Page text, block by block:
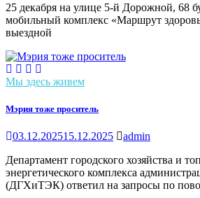
25 декабря на улице 5-й Дорожной, 68
мобильный комплекс «Маршрут
выездной
Мы здесь живем
Мэрия тоже проситель
03.12.202515.12.2025
admin
Департамент городского хозяйства и
энергетического комплекса
(ДГХиТЭК) ответил на запросы по